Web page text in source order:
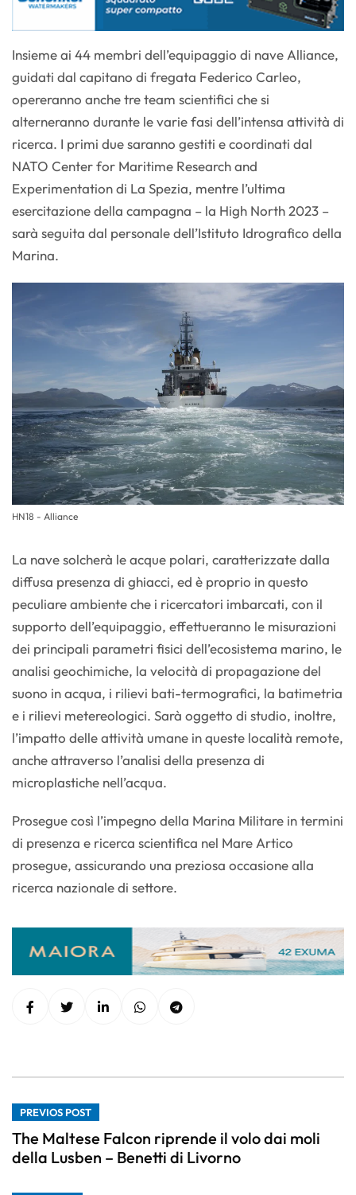
Insieme ai 44 membri dell’equipaggio di nave Alliance,
guidati dal capitano di fregata Federico Carleo,
opereranno anche tre team scientifici che si
alterneranno durante le varie fasi dell’intensa attività di
ricerca. I primi due saranno gestiti e coordinati dal
NATO Center for Maritime Research and
Experimentation di La Spezia, mentre l’ultima
esercitazione della campagna – la High North 2023 –
sarà seguita dal personale dell’Istituto Idrografico della
Marina.
HN18 - Alliance
La nave solcherà le acque polari, caratterizzate dalla
diffusa presenza di ghiacci, ed è proprio in questo
peculiare ambiente che i ricercatori imbarcati, con il
supporto dell’equipaggio, effettueranno le misurazioni
dei principali parametri fisici dell’ecosistema marino, le
analisi geochimiche, la velocità di propagazione del
suono in acqua, i rilievi bati-termografici, la batimetria
e i rilievi metereologici. Sarà oggetto di studio, inoltre,
l’impatto delle attività umane in queste località remote,
anche attraverso l’analisi della presenza di
microplastiche nell’acqua.
Prosegue così l’impegno della Marina Militare in termini
di presenza e ricerca scientifica nel Mare Artico
prosegue, assicurando una preziosa occasione alla
ricerca nazionale di settore.
PREVIOS POST
The Maltese Falcon riprende il volo dai moli
della Lusben – Benetti di Livorno